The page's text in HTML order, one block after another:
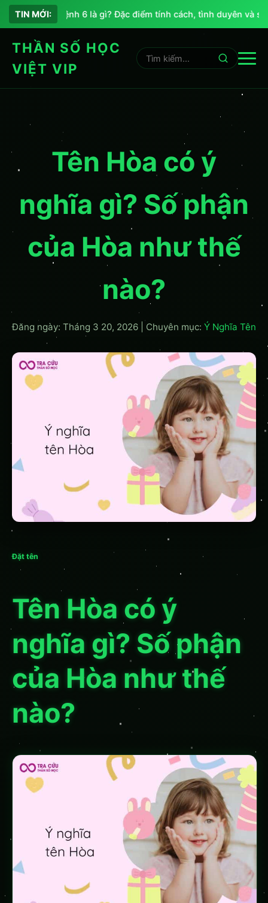
TIN MỚI:
Chỉ số sứ mệnh 6 là gì? Đặc điểm tính cách, tình duyên và sự
THẦN SỐ HỌC
VIỆT VIP
Tên Hòa có ý
nghĩa gì? Số phận
của Hòa như thế
nào?
Đăng ngày: Tháng 3 20, 2026 Chuyên mục: Ý Nghĩa Tên
Đặt tên
Tên Hòa có ý
nghĩa gì? Số phận
của Hòa như thế
nào?